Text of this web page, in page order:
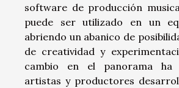
software de producción
puede ser utilizado en un
abriendo un abanico de
de creatividad y
cambio en el panorama ha
artistas y productores